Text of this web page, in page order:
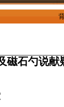
磁石勺说献